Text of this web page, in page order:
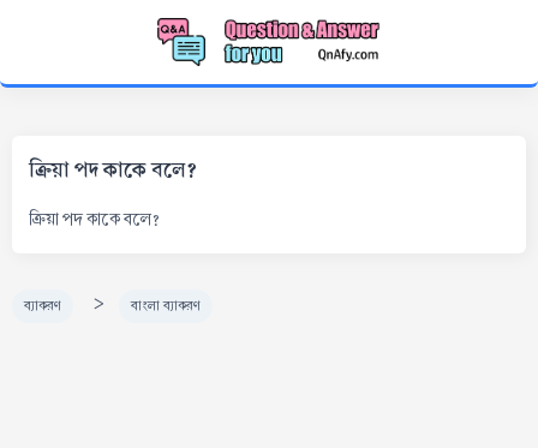
ক্রিয়া পদ কাকে বলে?
ক্রিয়া পদ কাকে বলে?
ব্যাকরণ > বাংলা ব্যাকরণ